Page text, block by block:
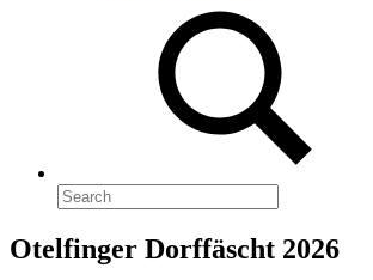
Otelfinger Dorffäscht 2026